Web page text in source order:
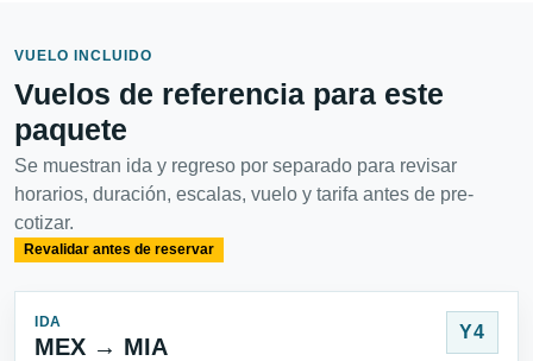
VUELO INCLUIDO
Vuelos de referencia para este
paquete
Se muestran ida y regreso por separado para revisar
horarios, duración, escalas, vuelo y tarifa antes de pre-
cotizar.
Revalidar antes de reservar
IDA
MEX → MIA
Y4